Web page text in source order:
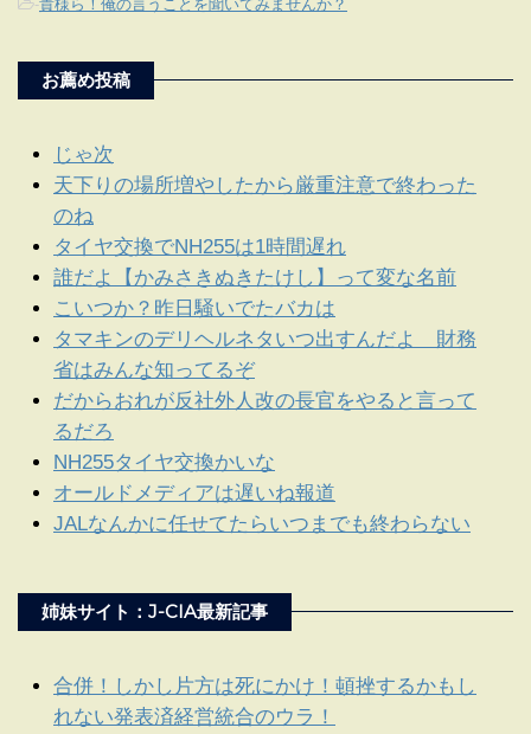
-貴様ら！俺の言うことを聞いてみませんか？
お薦め投稿
じゃ次
天下りの場所増やしたから厳重注意で終わった
のね
タイヤ交換でNH255は1時間遅れ
誰だよ【かみさきぬきたけし】って変な名前
こいつか？昨日騒いでたバカは
タマキンのデリヘルネタいつ出すんだよ 財務
省はみんな知ってるぞ
だからおれが反社外人改の長官をやると言って
るだろ
NH255タイヤ交換かいな
オールドメディアは遅いね報道
JALなんかに任せてたらいつまでも終わらない
姉妹サイト：J-CIA最新記事
合併！しかし片方は死にかけ！頓挫するかもし
れない発表済経営統合のウラ！